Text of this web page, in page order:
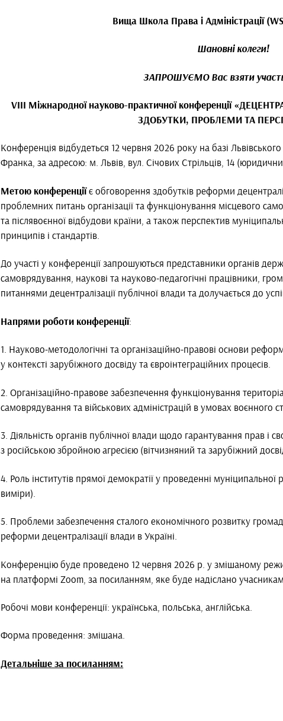
Вища Школа Права і Адміністрації
Шановні колеги!
ЗАПРОШУЄМО Вас взяти
VІІІ Міжнародної науково-практичної конференції
ЗДОБУТКИ, ПРОБЛЕМИ ТА
Конференція відбудеться 12 червня 2026 року на базі
Франка, за адресою: м. Львів, вул. Січових Стрільців, 14
Метою конференціїє обговорення здобутків реформи
проблемних питань організації та функціонування місцевого
та післявоєнної відбудови країни, а також перспектив
принципів і стандартів.
До участі у конференції запрошуються представники органів
самоврядування, наукові та науково-педагогічні працівники,
питаннями децентралізації публічної влади та долучається до
Напрями роботи конференції:
1. Науково-методологічні та організаційно-правові основи
у контексті зарубіжного досвіду та євроінтеграційних процесів.
2. Організаційно-правове забезпечення функціонування
самоврядування та військових адміністрацій в умовах воєнного
3. Діяльність органів публічної влади щодо гарантування прав і
з російською збройною агресією (вітчизняний та зарубіжний
4. Роль інститутів прямої демократії у проведенні
виміри).
5. Проблеми забезпечення сталого економічного розвитку
реформи децентралізації влади в Україні.
Конференцію буде проведено 12 червня 2026 р. у змішаному
на платформі Zoom, за посиланням, яке буде надіслано
Робочі мови конференції: українська, польська, англійська.
Форма проведення: змішана.
Детальніше за посиланням: